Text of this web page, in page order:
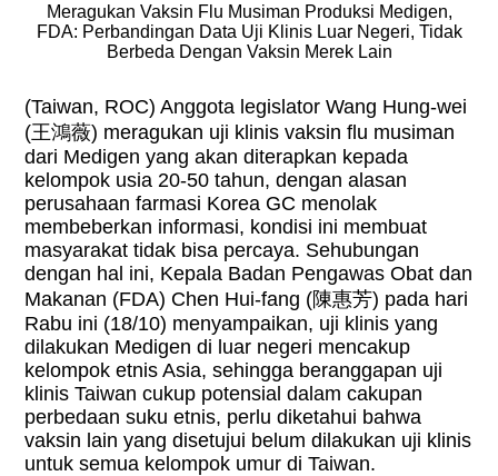
Meragukan Vaksin Flu Musiman Produksi Medigen,
FDA: Perbandingan Data Uji Klinis Luar Negeri, Tidak
Berbeda Dengan Vaksin Merek Lain
(Taiwan, ROC) Anggota legislator Wang Hung-wei
(王鴻薇) meragukan uji klinis vaksin flu musiman
dari Medigen yang akan diterapkan kepada
kelompok usia 20-50 tahun, dengan alasan
perusahaan farmasi Korea GC menolak
membeberkan informasi, kondisi ini membuat
masyarakat tidak bisa percaya. Sehubungan
dengan hal ini, Kepala Badan Pengawas Obat dan
Makanan (FDA) Chen Hui-fang (陳惠芳) pada hari
Rabu ini (18/10) menyampaikan, uji klinis yang
dilakukan Medigen di luar negeri mencakup
kelompok etnis Asia, sehingga beranggapan uji
klinis Taiwan cukup potensial dalam cakupan
perbedaan suku etnis, perlu diketahui bahwa
vaksin lain yang disetujui belum dilakukan uji klinis
untuk semua kelompok umur di Taiwan.